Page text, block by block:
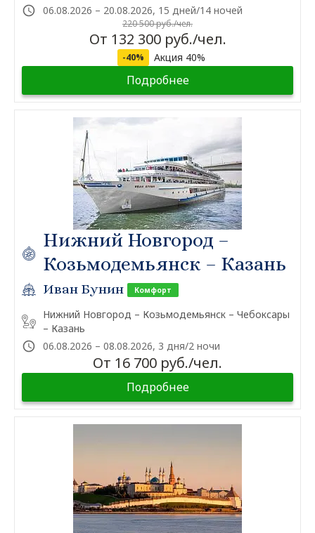
06.08.2026 – 20.08.2026, 15 дней/14 ночей
220 500 руб./чел.
От 132 300 руб./чел.
-40% Акция 40%
Подробнее
Нижний Новгород –
Козьмодемьянск – Казань
Иван Бунин Комфорт
Нижний Новгород – Козьмодемьянск – Чебоксары
– Казань
06.08.2026 – 08.08.2026, 3 дня/2 ночи
От 16 700 руб./чел.
Подробнее